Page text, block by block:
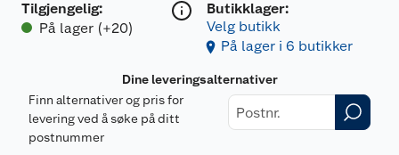
Tilgjengelig:
På lager (+20)
Butikklager:
Velg butikk
På lager i 6 butikker
Dine leveringsalternativer
Finn alternativer og pris for
levering ved å søke på ditt
postnummer